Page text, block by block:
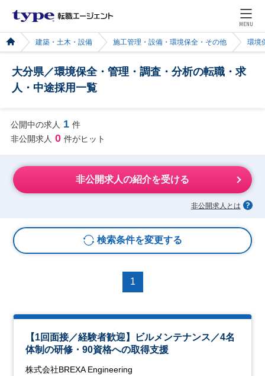
MENU
建築・土木・設備 施工管理・設備・環境保全・その他 環境
大分県／環境保全・管理・調査・分析の転職・求
人・中途採用一覧
公開中の求人 1 件
非公開求人 0 件がヒット
非公開求人の紹介を受ける
非公開求人とは
検索条件を変更する
1
【1回面接／経験者歓迎】ビルメンテナンス／4名
体制の研修・90資格への取得支援
株式会社BREXA Engineering